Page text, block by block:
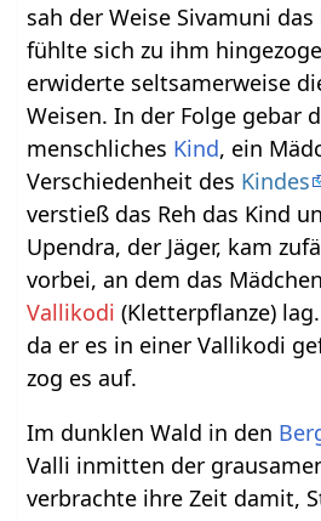
sah der Weise Sivamuni
fühlte sich zu ihm
erwiderte seltsamerweise
Weisen. In der Folge gebar
menschliches Kind, ein
Verschiedenheit des Kindes
verstieß das Reh das Kind
Upendra, der Jäger, kam
vorbei, an dem das
Vallikodi (Kletterpflanze)
da er es in einer Vallikodi
zog es auf.
Im dunklen Wald in den
Valli inmitten der
verbrachte ihre Zeit damit,